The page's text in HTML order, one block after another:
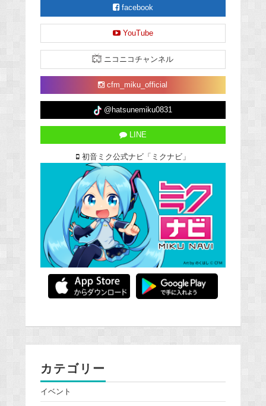
facebook
YouTube
ニコニコチャンネル
cfm_miku_official
@hatsunemiku0831
LINE
初音ミク公式ナビ「ミクナビ」
カテゴリー
イベント